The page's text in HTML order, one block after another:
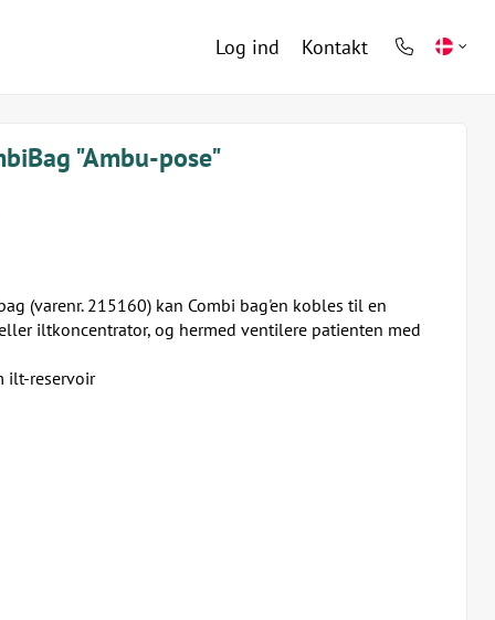
Log ind Kontakt
phone
"Ambu-pose"
(varenr. 215160) kan Combi bag'en kobles til en
iltkoncentrator, og hermed ventilere patienten med
ilt-reservoir